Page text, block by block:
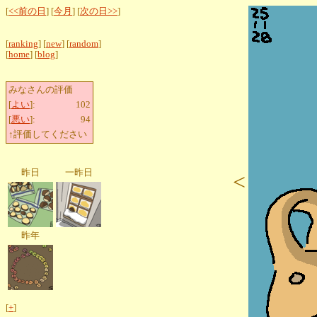
[<<前の日 ] [今月 ] [次の日>>]
[ranking] [new] [random]
[home] [blog]
みなさんの評価
[よい]:
102
[悪い]:
94
↑評価してください
昨日 一昨日
昨年
[+]
<